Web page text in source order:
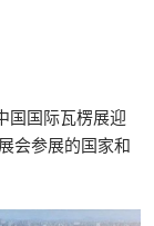
国国际瓦楞展迎
会参展的国家和